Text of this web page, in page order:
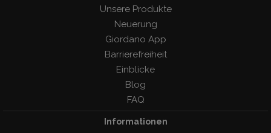
Unsere Produkte
Neuerung
Giordano App
Barrierefreiheit
Einblicke
Blog
FAQ
Informationen